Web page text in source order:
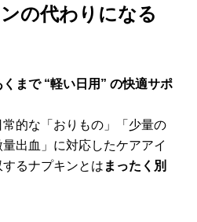
の代わりになる
まで “軽い日用” の快適サポ
的な「おりもの」「少量の
出血」に対応したケアアイ
るナプキンとは まったく別